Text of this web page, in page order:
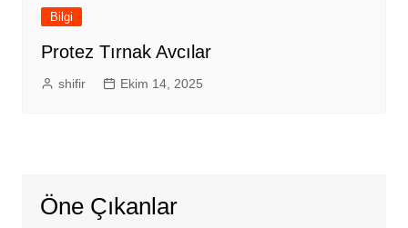
Bilgi
Protez Tırnak Avcılar
shifir Ekim 14, 2025
Öne Çıkanlar